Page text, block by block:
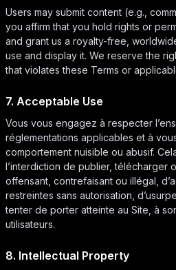
Users may submit content (e.g.,
you affirm that you hold rights or
and grant us a royalty-free,
use and display it. We reserve the
that violates these Terms or
7. Acceptable Use
Vous vous engagez à respecter
réglementations applicables et à
comportement nuisible ou abusif.
l’interdiction de publier, télécharger
offensant, contrefaisant ou illégal,
restreintes sans autorisation,
tenter de porter atteinte au Site, à
utilisateurs.
8. Intellectual Property